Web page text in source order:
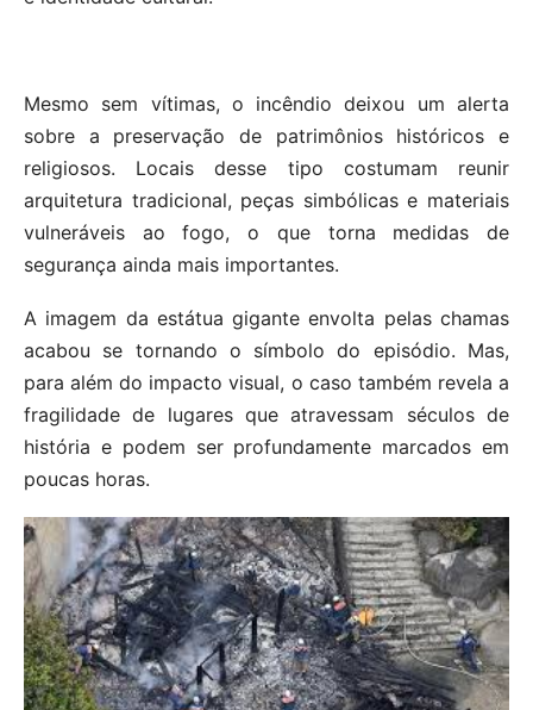
Mesmo sem vítimas, o incêndio deixou um alerta
sobre a preservação de patrimônios históricos e
religiosos. Locais desse tipo costumam reunir
arquitetura tradicional, peças simbólicas e materiais
vulneráveis ao fogo, o que torna medidas de
segurança ainda mais importantes.
A imagem da estátua gigante envolta pelas chamas
acabou se tornando o símbolo do episódio. Mas,
para além do impacto visual, o caso também revela a
fragilidade de lugares que atravessam séculos de
história e podem ser profundamente marcados em
poucas horas.